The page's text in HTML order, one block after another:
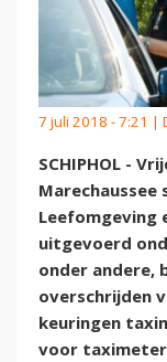
7 juli 2018 - 7:21 |
SCHIPHOL -
Marechaussee
Leefomgeving
uitgevoerd
onder andere,
overschrijden
keuringen
voor